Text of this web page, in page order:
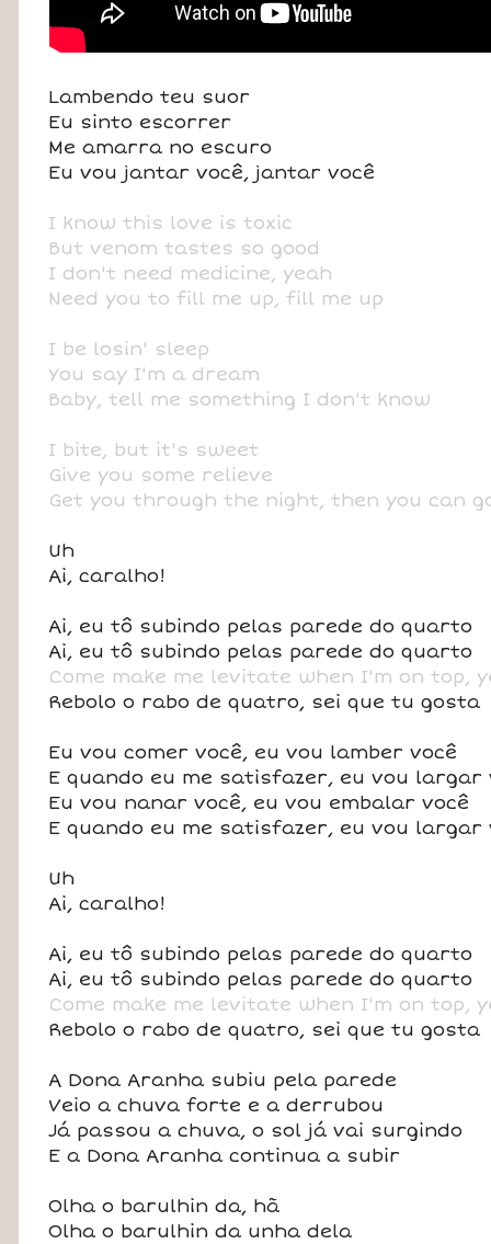
Lambendo teu suor
Eu sinto escorrer
Me amarra no escuro
Eu vou jantar você, jantar você
I know this love is toxic
But venom tastes so good
I don't need medicine, yeah
Need you to fill me up, fill me up
I be losin' sleep
You say I'm a dream
Baby, tell me something I don't know
I bite, but it's sweet
Give you some relieve
Get you through the night, then you can
Uh
Ai, caralho!
Ai, eu tô subindo pelas parede do quarto
Ai, eu tô subindo pelas parede do quarto
Come make me levitate when I'm on top,
Rebolo o rabo de quatro, sei que tu gosta
Eu vou comer você, eu vou lamber você
E quando eu me satisfazer, eu vou largar
Eu vou nanar você, eu vou embalar você
E quando eu me satisfazer, eu vou largar
Uh
Ai, caralho!
Ai, eu tô subindo pelas parede do quarto
Ai, eu tô subindo pelas parede do quarto
Come make me levitate when I'm on top,
Rebolo o rabo de quatro, sei que tu gosta
A Dona Aranha subiu pela parede
Veio a chuva forte e a derrubou
Já passou a chuva, o sol já vai surgindo
E a Dona Aranha continua a subir
Olha o barulhin da, hã
Olha o barulhin da unha dela